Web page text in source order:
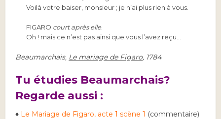
Voilà votre baiser, monsieur ; je n’ai plus rien à vous.
FIGARO court après elle.
Oh ! mais ce n’est pas ainsi que vous l’avez reçu…
Beaumarchais, Le mariage de Figaro, 1784
Tu étudies Beaumarchais?
Regarde aussi :
♦ Le Mariage de Figaro, acte 1 scène 1 (commentaire)